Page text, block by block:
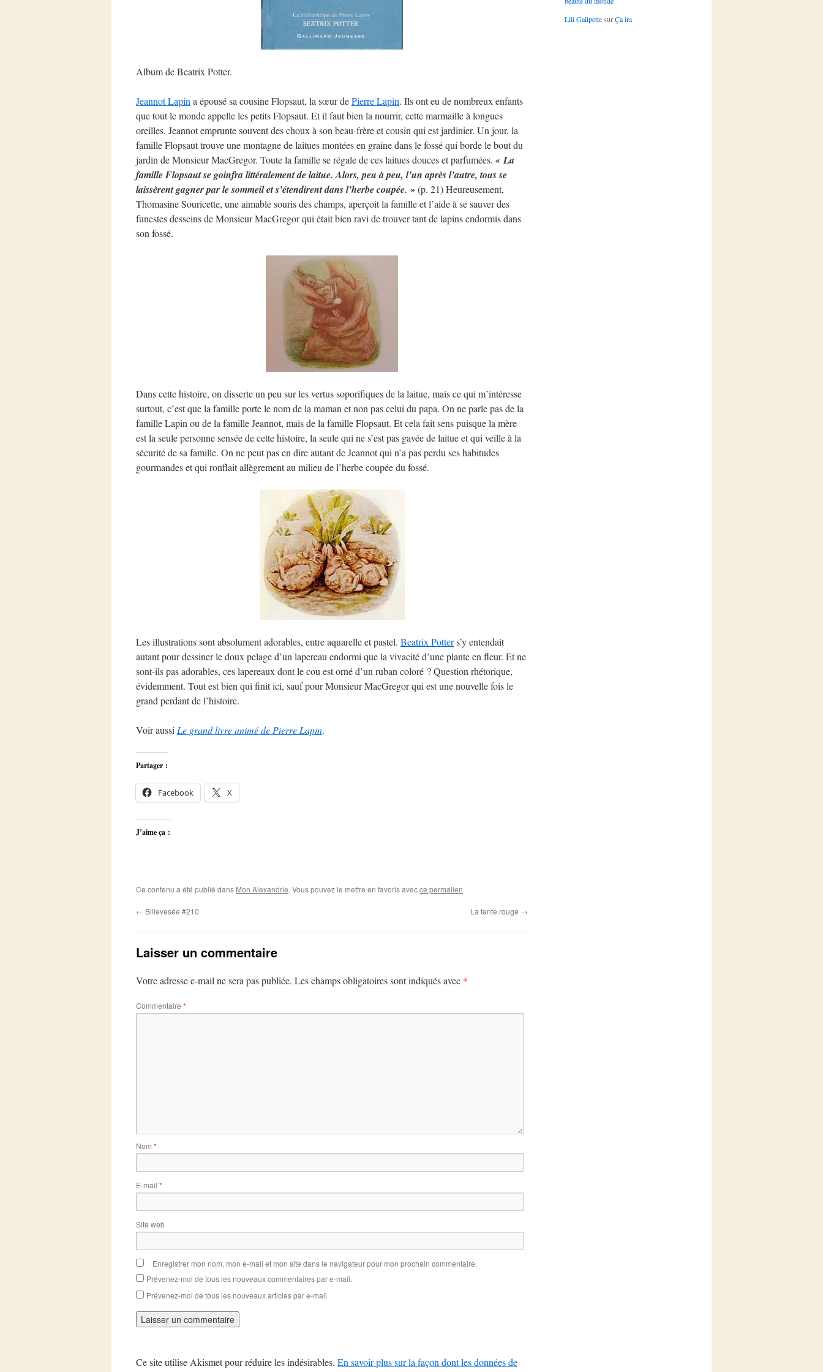
Album de Beatrix Potter.
Jeannot Lapin a épousé sa cousine Flopsaut, la sœur dePierre Lapin. Ils ont eu de nombreux enfants
que tout le monde appelle les petits Flopsaut. Et il faut bien la nourrir, cette marmaille à longues
oreilles. Jeannot emprunte souvent des choux à son beau-frère et cousin qui est jardinier. Un jour, la
famille Flopsaut trouve une montagne de laitues montées en graine dans le fossé qui borde le bout du
jardin de Monsieur MacGregor. Toute la famille se régale de ces laitues douces et parfumées. « La
famille Flopsaut se goinfra littéralement de laitue. Alors, peu à peu, l’un après l’autre, tous se
laissèrent gagner par le sommeil et s’étendirent dans l’herbe coupée. »(p. 21) Heureusement,
Thomasine Souricette, une aimable souris des champs, aperçoit la famille et l’aide à se sauver des
funestes desseins de Monsieur MacGregor qui était bien ravi de trouver tant de lapins endormis dans
son fossé.
Dans cette histoire, on disserte un peu sur les vertus soporifiques de la laitue, mais ce qui m’intéresse
surtout, c’est que la famille porte le nom de la maman et non pas celui du papa. On ne parle pas de la
famille Lapin ou de la famille Jeannot, mais de la famille Flopsaut. Et cela fait sens puisque la mère
est la seule personne sensée de cette histoire, la seule qui ne s’est pas gavée de laitue et qui veille à la
sécurité de sa famille. On ne peut pas en dire autant de Jeannot qui n’a pas perdu ses habitudes
gourmandes et qui ronflait allègrement au milieu de l’herbe coupée du fossé.
Les illustrations sont absolument adorables, entre aquarelle et pastel. Beatrix Potters’y entendait
autant pour dessiner le doux pelage d’un lapereau endormi que la vivacité d’une plante en fleur. Et ne
sont-ils pas adorables, ces lapereaux dont le cou est orné d’un ruban coloré ? Question rhétorique,
évidemment. Tout est bien qui finit ici, sauf pour Monsieur MacGregor qui est une nouvelle fois le
grand perdant de l’histoire.
Voir aussi Le grand livre animé de Pierre Lapin.
Partager :
Facebook X
J’aime ça :
Ce contenu a été publié dans Mon Alexandrie. Vous pouvez le mettre en favoris avecce permalien.
← Billevesée #210 La tente rouge →
Laisser un commentaire
Votre adresse e-mail ne sera pas publiée. Les champs obligatoires sont indiqués avec *
Commentaire *
Nom *
E-mail *
Site web
Enregistrer mon nom, mon e-mail et mon site dans le navigateur pour mon prochain commentaire.
Prévenez-moi de tous les nouveaux commentaires par e-mail.
Prévenez-moi de tous les nouveaux articles par e-mail.
Ce site utilise Akismet pour réduire les indésirables. En savoir plus sur la façon dont les données de
Lili GalipettesurÇa ira